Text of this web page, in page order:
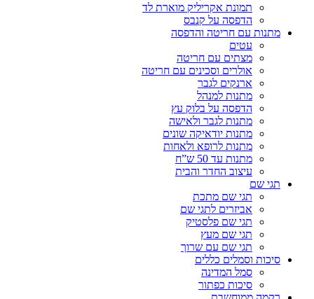
תמונת אקריליק מוארת לד
הדפסה על קנבס
מתנות עם חריטה והדפסה
עטים
מצתים עם חריטה
אולרים וסכינים עם חריטה
ארנקים לגבר
מתנות למנהל
הדפסה על בלוק עץ
מתנות לגבר ולאישה
מתנות יודאיקה שונים
מתנות לרופא ולאחות
מתנות עד 50 ש”ח
עיצוב החדר והבית
תגי שם
תגי שם מתכת
אביזרים לתגי שם
תגי שם פלסטיק
תגי שם מעץ
תגי שם עם שרוך
סיכות וסמלים כללים
סמל המדינה
סיכות כפתור